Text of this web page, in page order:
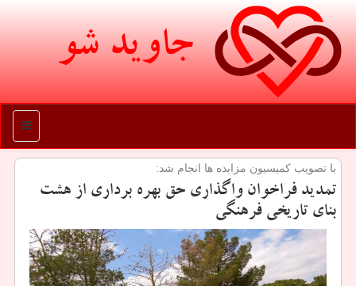
جاوید شو
منو
با تصویب كمیسیون مزایده ها انجام شد:
تمدید فراخوان واگذاری حق بهره برداری از هشت
بنای تاریخی فرهنگی